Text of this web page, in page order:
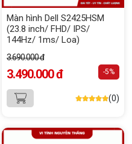
Màn hình Dell S2425HSM
(23.8 inch/ FHD/ IPS/
144Hz/ 1ms/ Loa)
3.690.000 đ
3.490.000 đ -5%
(0)